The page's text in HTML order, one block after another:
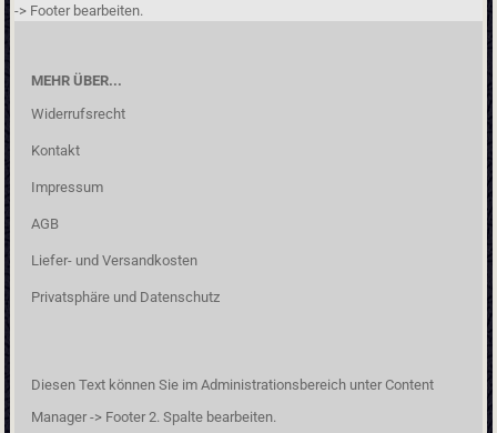
-> Footer bearbeiten.
MEHR ÜBER...
Widerrufsrecht
Kontakt
Impressum
AGB
Liefer- und Versandkosten
Privatsphäre und Datenschutz
Diesen Text können Sie im Administrationsbereich unter Content
Manager -> Footer 2. Spalte bearbeiten.